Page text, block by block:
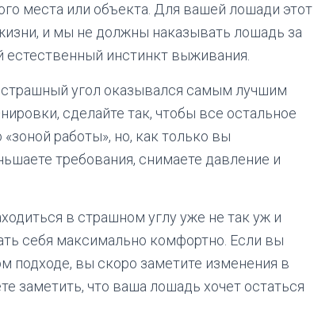
места или объекта. Для вашей лошади этот
и мы не должны наказывать лошадь за
естественный инстинкт выживания.
угол оказывался самым лучшим
сделайте так, чтобы все остальное
работы», но, как только вы
требования, снимаете давление и
в страшном углу уже не так уж и
себя максимально комфортно. Если вы
подходе, вы скоро заметите изменения в
заметить, что ваша лошадь хочет остаться